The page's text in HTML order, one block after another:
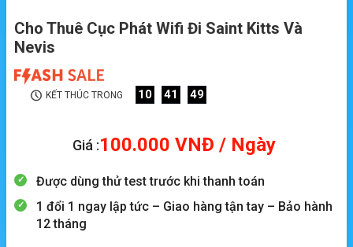
Cho Thuê Cục Phát Wifi Đi Saint Kitts Và
Nevis
KẾT THÚC TRONG 10 41 48
Giá :100.000 VNĐ / Ngày
Được dùng thử test trước khi thanh toán
1 đổi 1 ngay lập tức – Giao hàng tận tay – Bảo hành
12 tháng